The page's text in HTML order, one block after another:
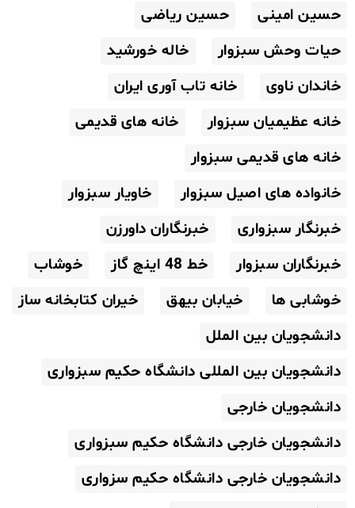
حسین امینی
حسین ریاضی
حیات وحش سبزوار
خاله خورشید
خاندان ناوی
خانه تاب آوری ایران
خانه عظیمیان سبزوار
خانه های قدیمی
خانه های قدیمی سبزوار
خانواده های اصیل سبزوار
خاویار سبزوار
خبرنگار سبزواری
خبرنگاران داورزن
خبرنگاران سبزوار
خط 48 اینچ گاز
خوشاب
خوشابی ها
خیابان بیهق
خیران کتابخانه ساز
دانشجویان بین الملل
دانشجویان بین المللی دانشگاه حکیم سبزواری
دانشجویان خارجی
دانشجویان خارجی دانشگاه حکیم سبزواری
دانشجویان خارجی دانشگاه حکیم سزواری